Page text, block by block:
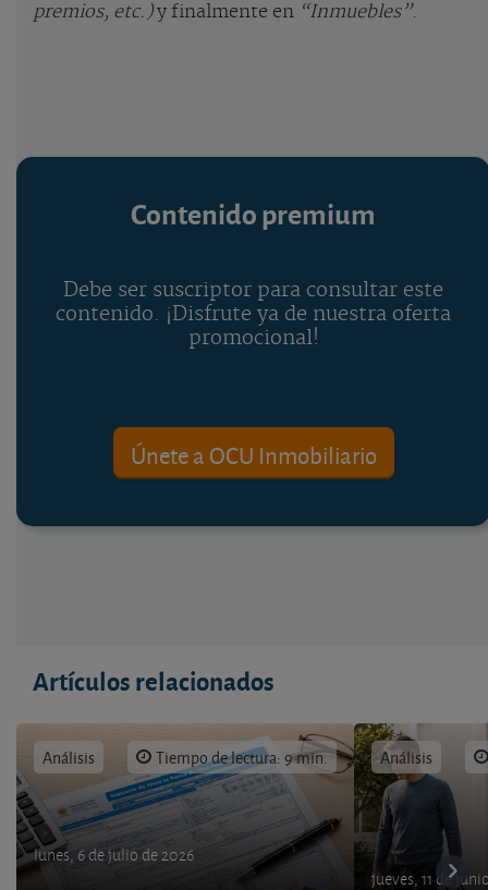
premios, etc.)y finalmente en “Inmuebles”.
Contenido premium
Debe ser suscriptor para consultar este
contenido. ¡Disfrute ya de nuestra oferta
promocional!
Únete a OCU Inmobiliario
Artículos relacionados
Análisis Tiempo de lectura: 9 min.
lunes, 6 de julio de 2026
Análisis
jueves, 11 de